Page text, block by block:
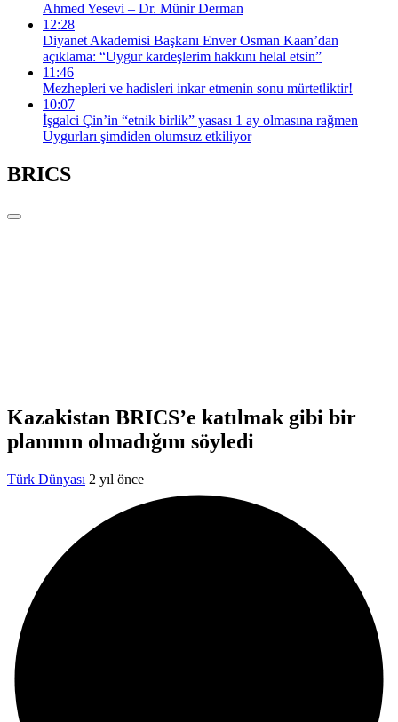
Ahmed Yesevi – Dr. Münir Derman
12:28
Diyanet Akademisi Başkanı Enver Osman Kaan’dan
açıklama: “Uygur kardeşlerim hakkını helal etsin”
11:46
Mezhepleri ve hadisleri inkar etmenin sonu mürtetliktir!
10:07
İşgalci Çin’in “etnik birlik” yasası 1 ay olmasına rağmen
Uygurları şimdiden olumsuz etkiliyor
BRICS
Kazakistan BRICS’e katılmak gibi bir
planının olmadığını söyledi
Türk Dünyası 2 yıl önce